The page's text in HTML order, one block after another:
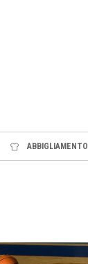
ABBIGLIAMENTO